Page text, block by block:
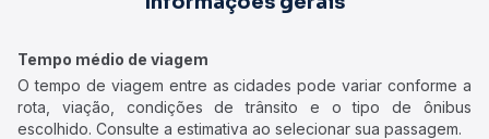
Tempo médio de viagem
O tempo de viagem entre as cidades pode variar conforme a
rota, viação, condições de trânsito e o tipo de ônibus
escolhido. Consulte a estimativa ao selecionar sua passagem.